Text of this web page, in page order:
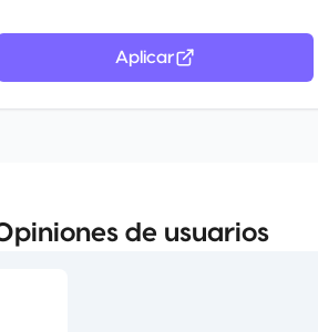
Aplicar
de usuarios